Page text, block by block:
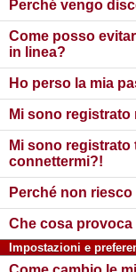
Perché vengo
Come posso
in linea?
Ho perso la mia
Mi sono
Mi sono registrato
connettermi?!
Perché non
Che cosa provoca
Impostazioni e